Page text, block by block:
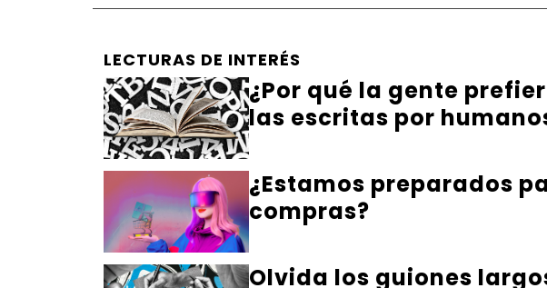
LECTURAS DE INTERÉS
¿Por qué la gente
las escritas por
¿Estamos preparados
compras?
Olvida los guiones